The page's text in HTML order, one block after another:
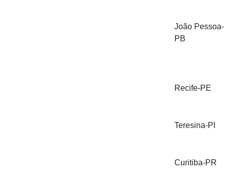
João Pessoa-
PB
Recife-PE
Teresina-PI
Curitiba-PR